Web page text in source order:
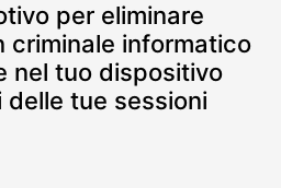
per eliminare
criminale informatico
nel tuo dispositivo
tue sessioni